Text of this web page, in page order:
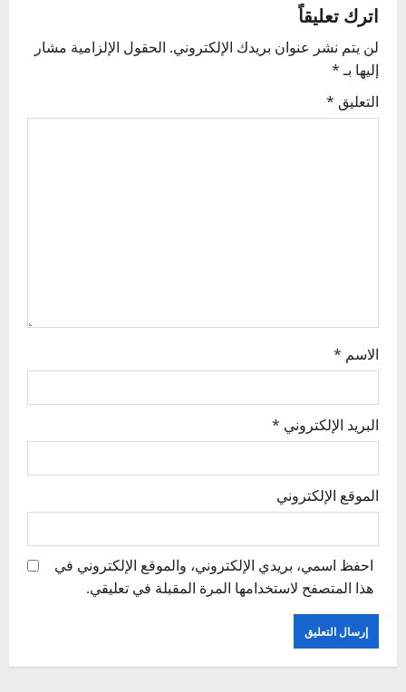
v
i
g
اترك تعليقاً
لن يتم نشر عنوان بريدك الإلكتروني. الحقول الإلزامية مشار
إليها بـ*
التعليق *
الاسم *
البريد الإلكتروني *
الموقع الإلكتروني
احفظ اسمي، بريدي الإلكتروني، والموقع الإلكتروني في
هذا المتصفح لاستخدامها المرة المقبلة في تعليقي.